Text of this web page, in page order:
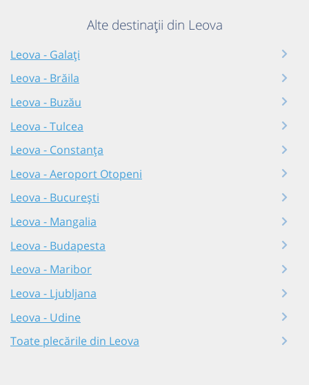
Alte destinații din Leova
Leova - Galați
Leova - Brăila
Leova - Buzău
Leova - Tulcea
Leova - Constanța
Leova - Aeroport Otopeni
Leova - București
Leova - Mangalia
Leova - Budapesta
Leova - Maribor
Leova - Ljubljana
Leova - Udine
Toate plecările din Leova